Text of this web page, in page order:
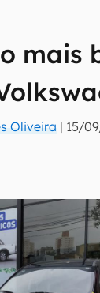
mais
Oliveira | 15/
e receba
com os Termos de